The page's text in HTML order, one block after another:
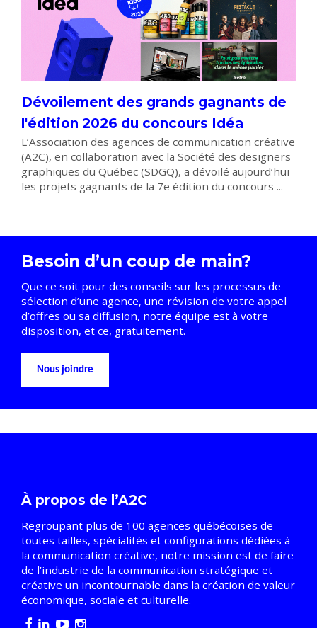
Dévoilement des grands gagnants de
l'édition 2026 du concours Idéa
L’Association des agences de communication créative
(A2C), en collaboration avec la Société des designers
graphiques du Québec (SDGQ), a dévoilé aujourd’hui
les projets gagnants de la 7e édition du concours ...
Besoin d’un coup de main?
Que ce soit pour des conseils sur les processus de
sélection d’une agence, une révision de votre appel
d’offres ou sa diffusion, notre équipe est à votre
disposition, et ce, gratuitement.
Nous joindre
À propos de l’A2C
Regroupant plus de 100 agences québécoises de
toutes tailles, spécialités et configurations dédiées à
la communication créative, notre mission est de faire
de l’industrie de la communication stratégique et
créative un incontournable dans la création de valeur
économique, sociale et culturelle.